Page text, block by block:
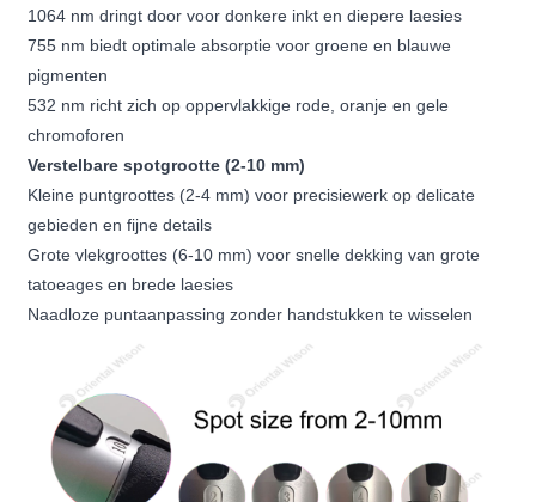
1064 nm dringt door voor donkere inkt en diepere laesies
755 nm biedt optimale absorptie voor groene en blauwe
pigmenten
532 nm richt zich op oppervlakkige rode, oranje en gele
chromoforen
Verstelbare spotgrootte (2-10 mm)
Kleine puntgroottes (2-4 mm) voor precisiewerk op delicate
gebieden en fijne details
Grote vlekgroottes (6-10 mm) voor snelle dekking van grote
tatoeages en brede laesies
Naadloze puntaanpassing zonder handstukken te wisselen